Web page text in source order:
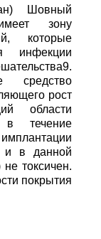
Шовный
зону
которые
инфекции
средство
рост
области
в течение
и в данной
токсичен.
покрытия